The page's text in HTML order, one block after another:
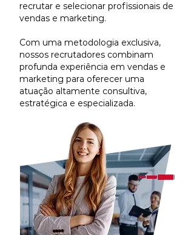
recrutar e selecionar profissionais de
vendas e marketing.
Com uma metodologia exclusiva,
nossos recrutadores combinam
profunda experiência em vendas e
marketing para oferecer uma
atuação altamente consultiva,
estratégica e especializada.